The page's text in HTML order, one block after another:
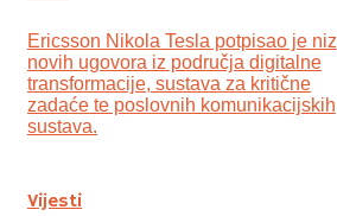
Ericsson Nikola Tesla potpisao je niz
novih ugovora iz područja digitalne
transformacije, sustava za kritične
zadaće te poslovnih komunikacijskih
sustava.
Vijesti